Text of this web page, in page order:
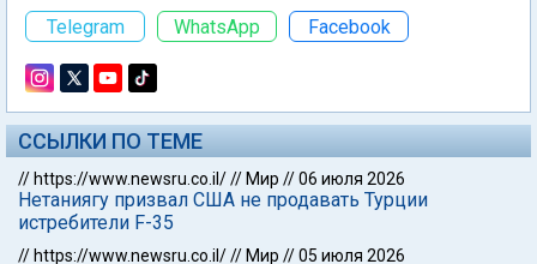
Telegram
WhatsApp Facebook
ССЫЛКИ ПО ТЕМЕ
// https://www.newsru.co.il/// Мир //06 июля 2026
Нетаниягу призвал США не продавать Турции
истребители F-35
// https://www.newsru.co.il/// Мир //05 июля 2026